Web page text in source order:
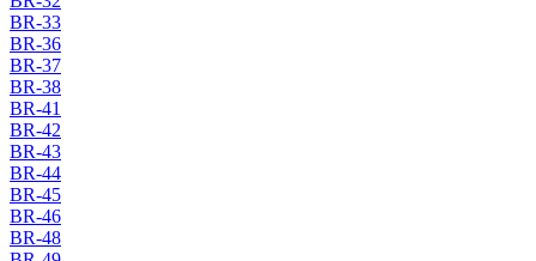
BR-33
BR-36
BR-37
BR-38
BR-41
BR-42
BR-43
BR-44
BR-45
BR-46
BR-48